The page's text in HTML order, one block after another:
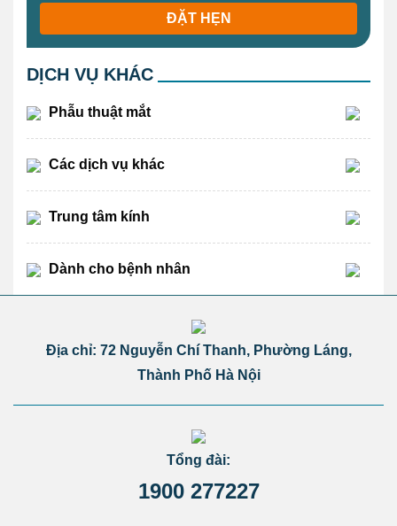
ĐẶT HẸN
DỊCH VỤ KHÁC
Phẫu thuật mắt
Các dịch vụ khác
Trung tâm kính
Dành cho bệnh nhân
Địa chỉ: 72 Nguyễn Chí Thanh, Phường Láng,
Thành Phố Hà Nội
Tổng đài:
1900 277227